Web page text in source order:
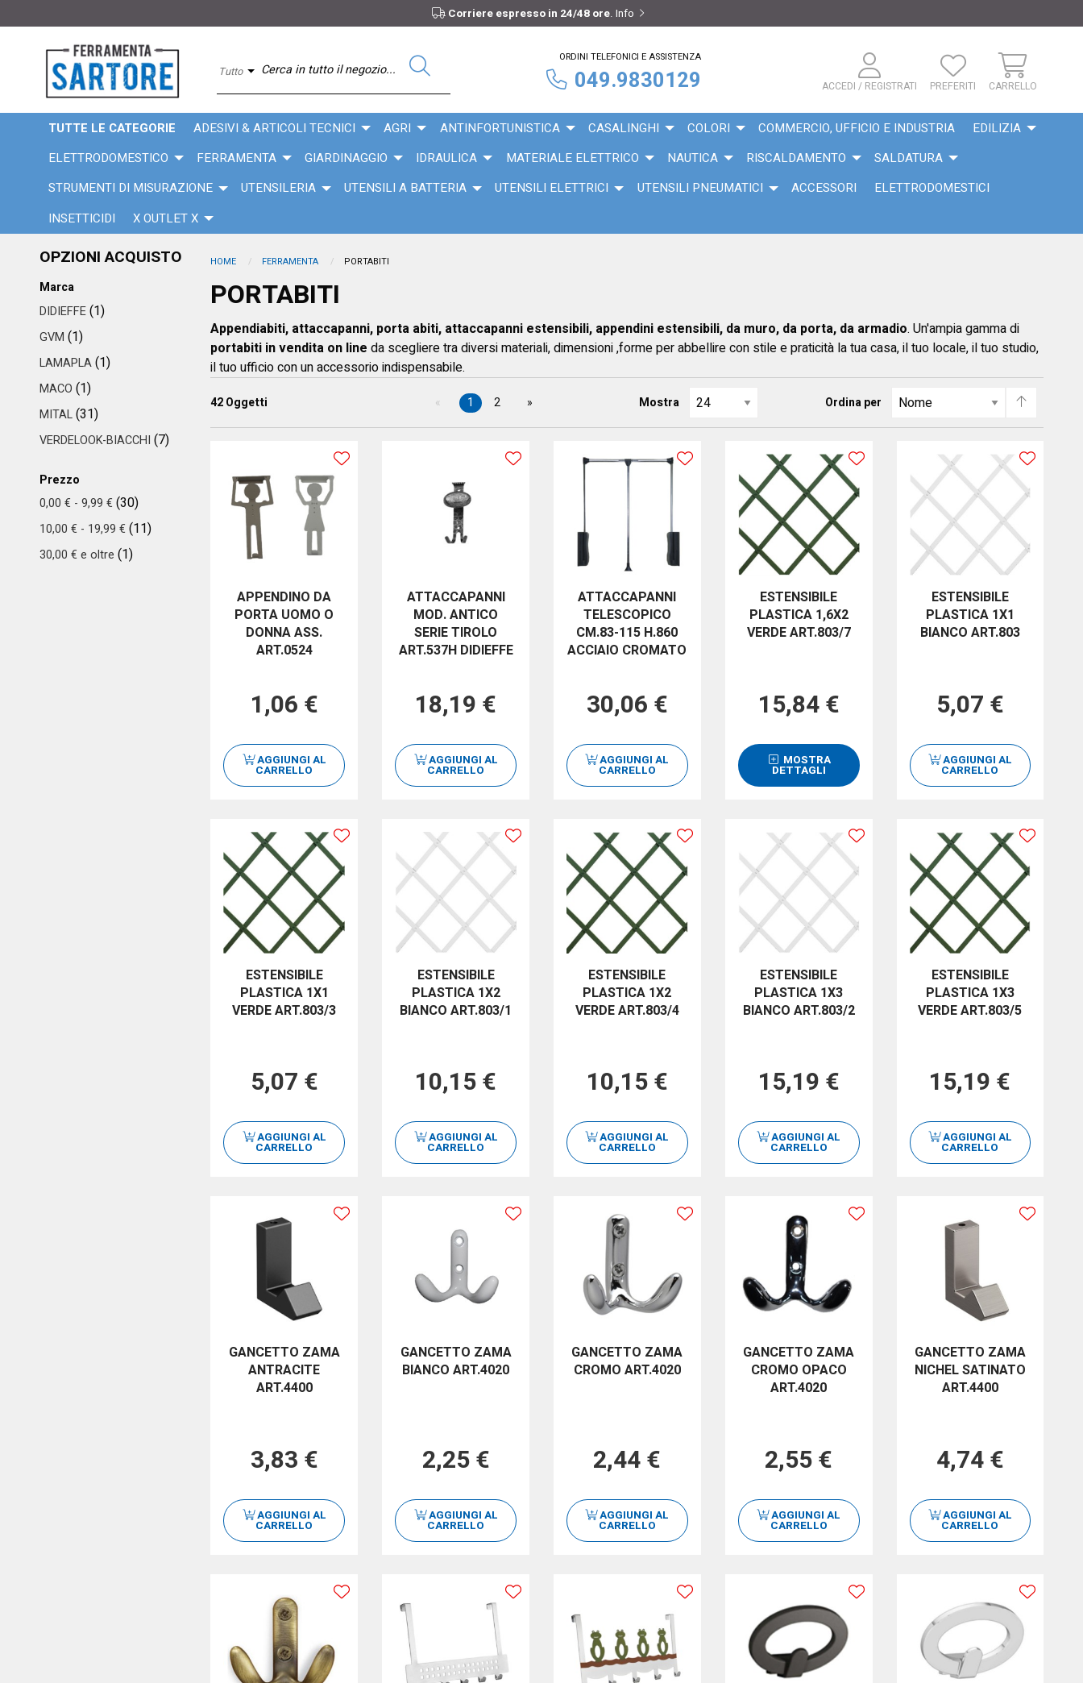
Corriere espresso in 24/48 ore.Info
Tutto
ORDINI TELEFONICI E ASSISTENZA
049.9830129 ACCEDI / REGISTRATI PREFERITI CARRELLO
TUTTE LE CATEGORIE ADESIVI & ARTICOLI TECNICI AGRI ANTINFORTUNISTICA CASALINGHI COLORI COMMERCIO, UFFICIO E INDUSTRIA
EDILIZIA
ELETTRODOMESTICO
FERRAMENTA GIARDINAGGIO IDRAULICA MATERIALE ELETTRICO NAUTICA RISCALDAMENTO
SALDATURA
STRUMENTI DI MISURAZIONE
UTENSILERIA UTENSILI A BATTERIA UTENSILI ELETTRICI UTENSILI PNEUMATICI ACCESSORI
ELETTRODOMESTICI
INSETTICIDI
X OUTLET X
OPZIONI ACQUISTO
Marca
DIDIEFFE(1)
GVM (1)
LAMAPLA(1)
MACO (1)
MITAL(31)
VERDELOOK-BIACCHI (7)
Prezzo
0,00 € - 9,99 € (30)
10,00 € - 19,99 € (11)
30,00 € e oltre (1)
HOME FERRAMENTA PORTABITI
PORTABITI
Appendiabiti, attaccapanni, porta abiti, attaccapanni estensibili, appendini estensibili, da muro, da porta, da armadio. Un'ampia gamma di
portabiti in vendita on line da scegliere tra diversi materiali, dimensioni ,forme per abbellire con stile e praticità la tua casa, il tuo locale, il tuo studio,
il tuo ufficio con un accessorio indispensabile.
42Oggetti 1 2 Mostra Ordina per
APPENDINO DA
PORTA UOMO O
DONNA ASS.
ART.0524
1,06 €
AGGIUNGI AL
CARRELLO
ATTACCAPANNI
MOD. ANTICO
SERIE TIROLO
ART.537H DIDIEFFE
18,19 €
AGGIUNGI AL
CARRELLO
ATTACCAPANNI
TELESCOPICO
CM.83-115 H.860
ACCIAIO CROMATO
30,06 €
AGGIUNGI AL
CARRELLO
ESTENSIBILE
PLASTICA 1,6X2
VERDE ART.803/7
15,84 €
MOSTRA
DETTAGLI
ESTENSIBILE
PLASTICA 1X1
BIANCO ART.803
5,07 €
AGGIUNGI AL
CARRELLO
ESTENSIBILE
PLASTICA 1X1
VERDE ART.803/3
5,07 €
AGGIUNGI AL
CARRELLO
ESTENSIBILE
PLASTICA 1X2
BIANCO ART.803/1
10,15 €
AGGIUNGI AL
CARRELLO
ESTENSIBILE
PLASTICA 1X2
VERDE ART.803/4
10,15 €
AGGIUNGI AL
CARRELLO
ESTENSIBILE
PLASTICA 1X3
BIANCO ART.803/2
15,19 €
AGGIUNGI AL
CARRELLO
ESTENSIBILE
PLASTICA 1X3
VERDE ART.803/5
15,19 €
AGGIUNGI AL
CARRELLO
GANCETTO ZAMA
ANTRACITE
ART.4400
3,83 €
AGGIUNGI AL
CARRELLO
GANCETTO ZAMA
BIANCO ART.4020
2,25 €
AGGIUNGI AL
CARRELLO
GANCETTO ZAMA
CROMO ART.4020
2,44 €
AGGIUNGI AL
CARRELLO
GANCETTO ZAMA
CROMO OPACO
ART.4020
2,55 €
AGGIUNGI AL
CARRELLO
GANCETTO ZAMA
NICHEL SATINATO
ART.4400
4,74 €
AGGIUNGI AL
CARRELLO